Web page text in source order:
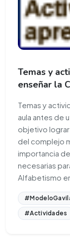
Temas y
enseñar la
Temas y
aula antes de
objetivo
del complejo
importancia
necesarias
Alfabetismo
#Actividades